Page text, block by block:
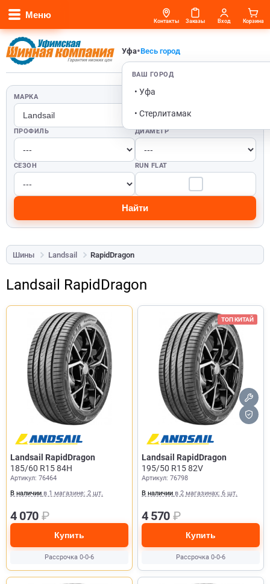
Меню
Уфа•Весь город
ВАШ ГОРОД
• Уфа
• Стерлитамак
Контакты Заказы Вход Корзина
МАРКА ШИРИНА
ПРОФИЛЬ ДИАМЕТР
СЕЗОН RUN FLAT
Найти
Шины Landsail RapidDragon
Landsail RapidDragon
Landsail RapidDragon
185/60 R15 84H
Артикул: 76464
В наличии в 1 магазине: 2 шт.
4 070 ₽
Купить
Рассрочка 0-0-6
ТОП КИТАЙ
Landsail RapidDragon
195/50 R15 82V
Артикул: 76798
В наличии в 2 магазинах: 6 шт.
4 570 ₽
Купить
Рассрочка 0-0-6